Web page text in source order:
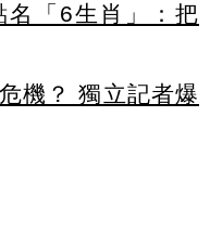
名「6生肖」：把
機？ 獨立記者爆